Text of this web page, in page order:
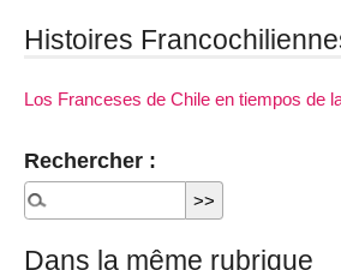
Histoires
Los Franceses de Chile en tiempos de
Rechercher :
Dans la même rubrique